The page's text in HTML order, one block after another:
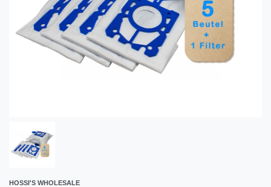
HOSSI'S WHOLESALE